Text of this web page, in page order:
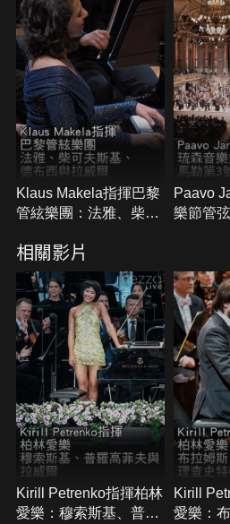
transcrits en sextuor》時，他以
和優秀的對位法技巧讓人耳目一
之後，荷塞得以更為自由地探索
家作品。
Klaus Makela指揮巴黎
管絃樂團：法雅、柴可
爾
Paavo
樂節管
相關影片
Kirill Petrenko指揮柏林
愛樂：穆索斯基、普羅
Kirill
愛樂：